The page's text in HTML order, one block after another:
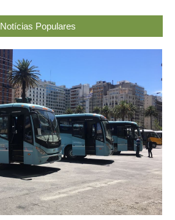
Notícias Populares